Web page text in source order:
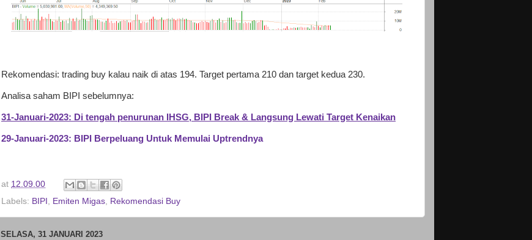
Rekomendasi: trading buy kalau naik di atas 194. Target pertama 210 dan target kedua 230.
Analisa saham BIPI sebelumnya:
31-Januari-2023: Di tengah penurunan IHSG, BIPI Break & Langsung Lewati Target Kenaikan
29-Januari-2023: BIPI Berpeluang Untuk Memulai Uptrendnya
at 12.09.00
Labels: BIPI , Emiten Migas, Rekomendasi Buy
SELASA, 31 JANUARI 2023